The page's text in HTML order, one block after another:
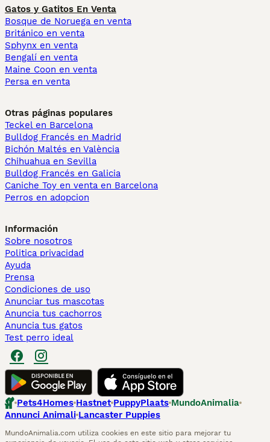
Gatos y Gatitos En Venta
Bosque de Noruega en venta
Británico en venta
Sphynx en venta
Bengalí en venta
Maine Coon en venta
Persa en venta
Otras páginas populares
Teckel en Barcelona
Bulldog Francés en Madrid
Bichón Maltés en València
Chihuahua en Sevilla
Bulldog Francés en Galicia
Caniche Toy en venta en Barcelona
Perros en adopcion
Información
Sobre nosotros
Politica privacidad
Ayuda
Prensa
Condiciones de uso
Anunciar tus mascotas
Anuncia tus cachorros
Anuncia tus gatos
Test perro ideal
Pets4Homes Hastnet PuppyPlaats MundoAnimalia
Annunci Animali Lancaster Puppies
MundoAnimalia.com utiliza cookies en este sitio para mejorar tu